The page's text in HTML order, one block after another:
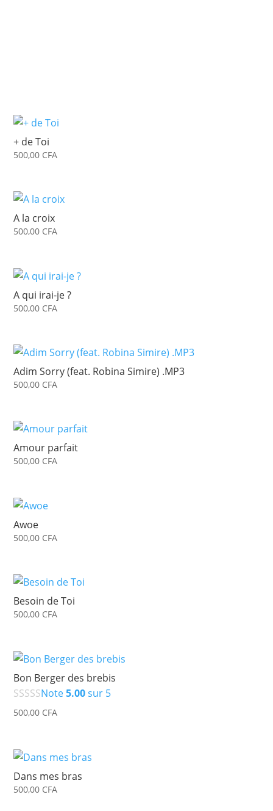
+ de Toi
500,00 CFA
A la croix
500,00 CFA
A qui irai-je ?
500,00 CFA
Adim Sorry (feat. Robina Simire) .MP3
500,00 CFA
Amour parfait
500,00 CFA
Awoe
500,00 CFA
Besoin de Toi
500,00 CFA
Bon Berger des brebis
Note5.00sur 5
500,00 CFA
Dans mes bras
500,00 CFA